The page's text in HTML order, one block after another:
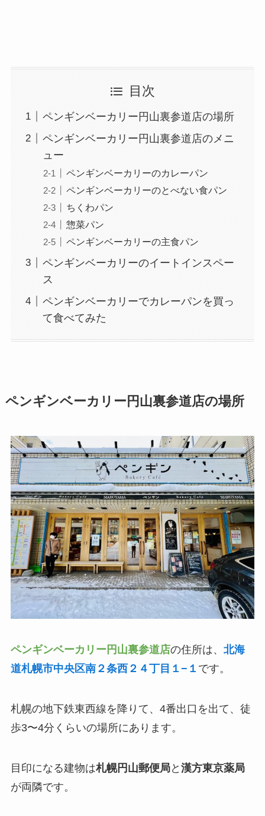
目次
ペンギンベーカリー円山裏参道店の場所
ペンギンベーカリー円山裏参道店のメニ
ュー
ペンギンベーカリーのカレーパン
ペンギンベーカリーのとべない食パン
ちくわパン
惣菜パン
ペンギンベーカリーの主食パン
ペンギンベーカリーのイートインスペー
ス
ペンギンベーカリーでカレーパンを買っ
て食べてみた
ペンギンベーカリー円山裏参道店の場所
ペンギンベーカリー円山裏参道店の住所は、 北海
道札幌市中央区南２条西２４丁目１−１ です。
札幌の地下鉄東西線を降りて、4番出口を出て、徒
歩3〜4分くらいの場所にあります。
目印になる建物は札幌円山郵便局と 漢方東京薬局
が両隣です。